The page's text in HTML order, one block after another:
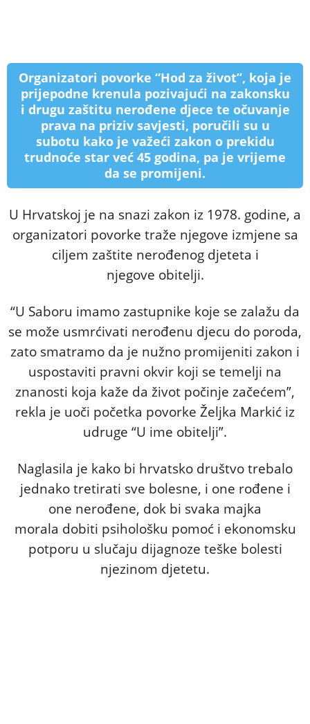
Organizatori povorke “Hod za život”, koja je
prijepodne krenula pozivajući na zakonsku
i drugu zaštitu nerođene djece te očuvanje
prava na priziv savjesti, poručili su u
subotu kako je važeći zakon o prekidu
trudnoće star već 45 godina, pa je vrijeme
da se promijeni.
U Hrvatskoj je na snazi zakon iz 1978. godine, a
organizatori povorke traže njegove izmjene sa
ciljem zaštite nerođenog djeteta i
njegove obitelji.
“U Saboru imamo zastupnike koje se zalažu da
se može usmrćivati nerođenu djecu do poroda,
zato smatramo da je nužno promijeniti zakon i
uspostaviti pravni okvir koji se temelji na
znanosti koja kaže da život počinje začećem”,
rekla je uoči početka povorke Željka Markić iz
udruge “U ime obitelji”.
Naglasila je kako bi hrvatsko društvo trebalo
jednako tretirati sve bolesne, i one rođene i
one nerođene, dok bi svaka majka
morala dobiti psihološku pomoć i ekonomsku
potporu u slučaju dijagnoze teške bolesti
njezinom djetetu.